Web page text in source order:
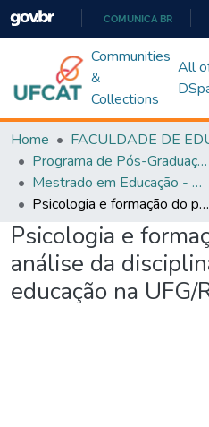
O
COMUNICA BR
Communities
&
Collections
All
Home
Programa de Pós-Graduação em Educação (PPGEDUC)
Mestrado em Educação - PPGEDUC
Psicologia e formação do pedagogo: análise da disciplina psicologia da educação na UFG/RC (1988/2014)
Psicologia e
análise da
educação na